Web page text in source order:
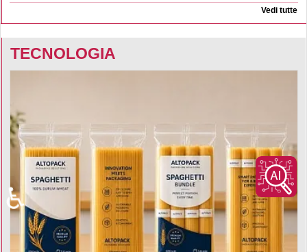
Vedi tutte
TECNOLOGIA